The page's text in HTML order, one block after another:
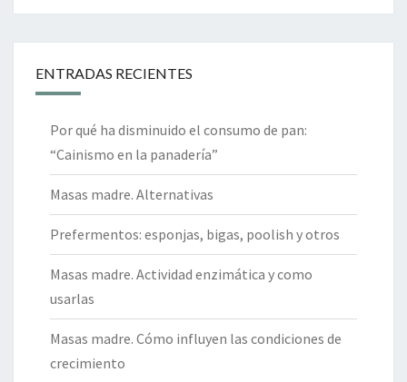
ENTRADAS RECIENTES
Por qué ha disminuido el consumo de pan:
“Cainismo en la panadería”
Masas madre. Alternativas
Prefermentos: esponjas, bigas, poolish y otros
Masas madre. Actividad enzimática y como
usarlas
Masas madre. Cómo influyen las condiciones de
crecimiento